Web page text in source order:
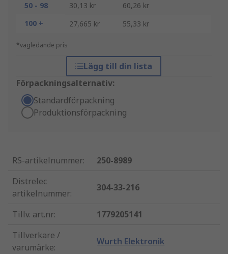
50 - 98
30,13 kr
60,26 kr
100 +
27,665 kr 55,33 kr
*vägledande pris
Lägg till din lista
Förpackningsalternativ:
Standardförpackning
Produktionsförpackning
RS-artikelnummer:
250-8989
Distrelec
artikelnummer:
304-33-216
Tillv. art.nr:
1779205141
Tillverkare /
varumärke:
Wurth Elektronik